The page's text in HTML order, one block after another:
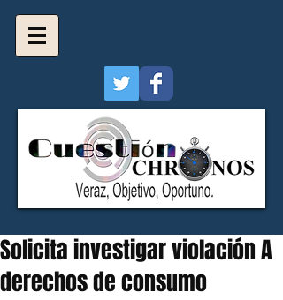
Solicita investigar violación A
derechos de consumo